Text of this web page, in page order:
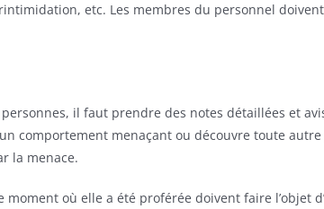
etc. Les membres du personnel
il faut prendre des notes détaillées et
comportement menaçant ou découvre toute
la menace.
où elle a été proférée doivent faire l’objet